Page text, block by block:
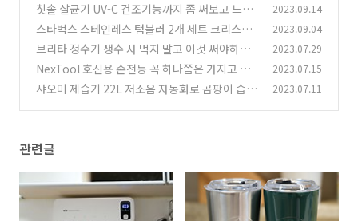
칫솔 살균기 UV-C 건조기능까지 좀 써보고 느낀
점
(1)
2023.09.14
스타벅스 스테인레스 텀블러 2개 세트 크리스마
스 선물 2022 구매기 (0)
2023.09.04
브리타 정수기 생수 사 먹지 말고 이것 써야하는
이유 (1)
2023.07.29
NexTool 호신용 손전등 꼭 하나쯤은 가지고 있
어야할 제품
(0)
2023.07.15
샤오미 제습기 22L 저소음 자동화로 곰팡이 습도
2023.07.11
관련글